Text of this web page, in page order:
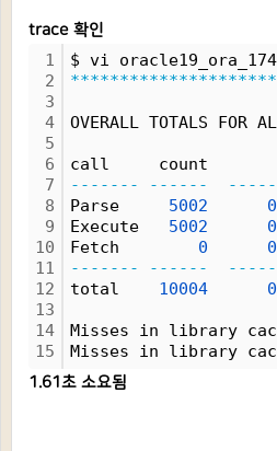
trace 확인
1
2
3
4
5
6
7
8
9
10
11
12
13
14
15
$ vi
OVERALL TOTALS FOR
call     count
-------
------
Parse 5002
Execute 5002
Fetch 0
-------
------
total 10004
Misses in library
Misses in library
1.61초 소요됨